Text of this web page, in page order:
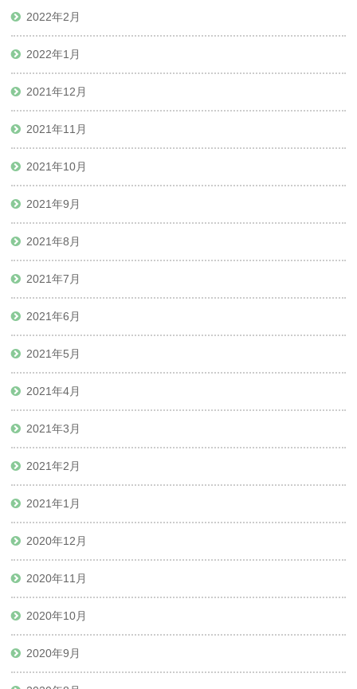
2022年2月
2022年1月
2021年12月
2021年11月
2021年10月
2021年9月
2021年8月
2021年7月
2021年6月
2021年5月
2021年4月
2021年3月
2021年2月
2021年1月
2020年12月
2020年11月
2020年10月
2020年9月